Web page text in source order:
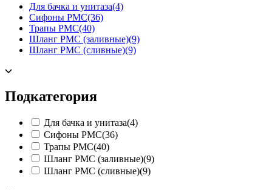
Для бачка и унитаза(4)
Сифоны РМС(36)
Трапы РМС(40)
Шланг РМС (заливные)(9)
Шланг РМС (сливные)(9)
Подкатегория
Для бачка и унитаза(4)
Сифоны РМС(36)
Трапы РМС(40)
Шланг РМС (заливные)(9)
Шланг РМС (сливные)(9)